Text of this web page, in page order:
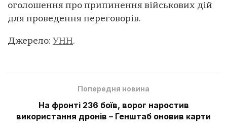
оголошення про припинення військових дій
для проведення переговорів.
Джерело: УНН.
Попередня новина
На фронті 236 боїв, ворог наростив
використання дронів – Генштаб оновив карти